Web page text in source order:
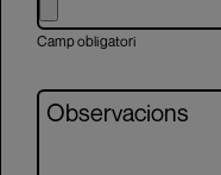
Camp obligatori